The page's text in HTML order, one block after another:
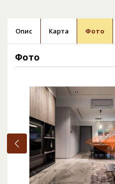
Опис Карта Фото
Фото